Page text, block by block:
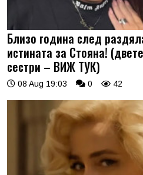
Близо година след
истината за Стояна!
сестри – ВИЖ ТУК)
08 Aug 19:03 0 42